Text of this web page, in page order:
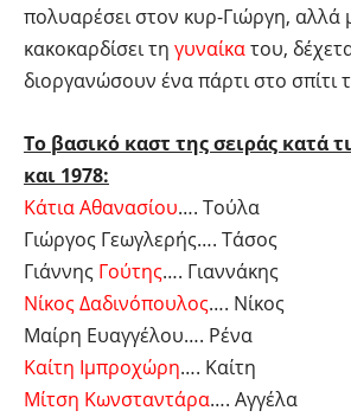
πολυαρέσει στον κυρ-Γιώργη, αλλά
κακοκαρδίσει τη γυναίκατου,
διοργανώσουν ένα πάρτι στο σπίτι
Το βασικό καστ της σειράς κατά
και 1978:
Κάτια Αθανασίου…. Τούλα
Γιώργος Γεωγλερής…. Τάσος
Γιάννης Γούτης…. Γιαννάκης
Νίκος Δαδινόπουλος…. Νίκος
Μαίρη Ευαγγέλου…. Ρένα
Καίτη Ιμπροχώρη…. Καίτη
Μίτση Κωνσταντάρα…. Αγγέλα